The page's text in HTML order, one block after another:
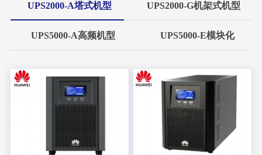
UPS2000-A塔式机型 UPS2000-G机架式机型
UPS5000-A高频机型 UPS5000-E模块化